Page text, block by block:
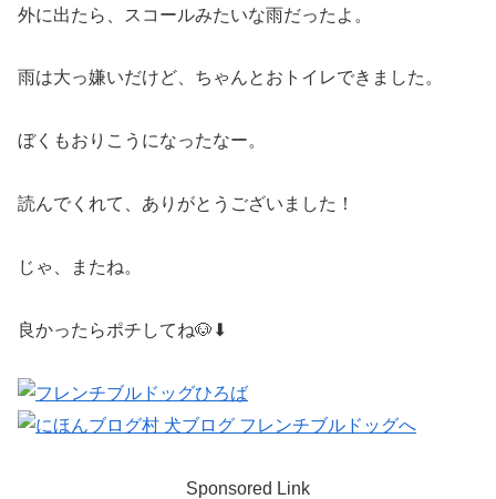
外に出たら、スコールみたいな雨だったよ。
雨は大っ嫌いだけど、ちゃんとおトイレできました。
ぼくもおりこうになったなー。
読んでくれて、ありがとうございました！
じゃ、またね。
良かったらポチしてね🐶⬇︎
Sponsored Link